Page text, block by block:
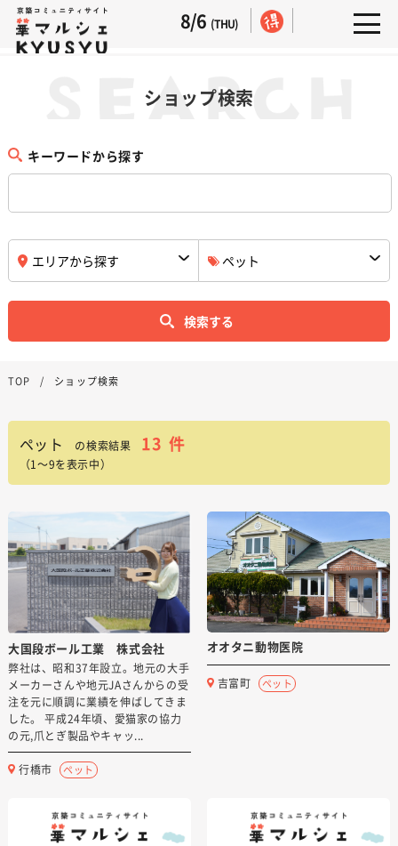
8/6 (THU)
ショップ検索
キーワードから探す
検索する
TOP ショップ検索
ペット の検索結果 13 件
（1～9を表示中）
大国段ボール工業 株式会社
弊社は、昭和37年設立。地元の大手
メーカーさんや地元JAさんからの受
注を元に順調に業績を伸ばしてきま
した。 平成24年頃、愛猫家の協力
の元,爪とぎ製品やキャッ...
行橋市 ペット
オオタニ動物医院
吉富町 ペット